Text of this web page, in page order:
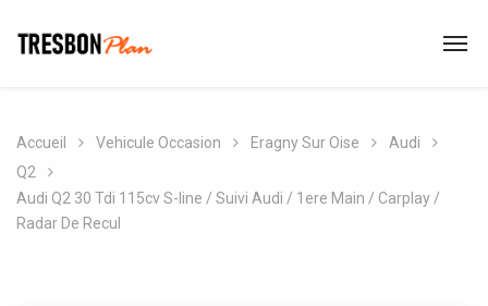
Accueil Vehicule Occasion Eragny Sur Oise
Audi
Q2
Audi Q2 30 Tdi 115cv S-line / Suivi Audi / 1ere Main / Carplay /
Radar De Recul